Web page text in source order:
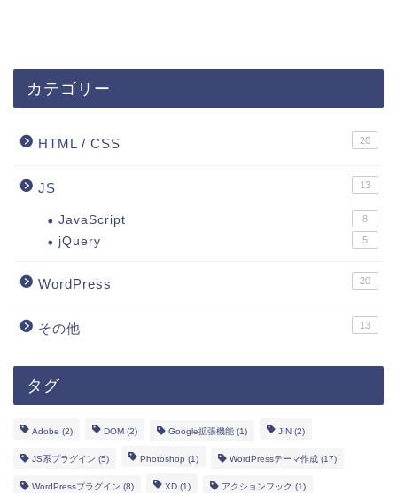
カテゴリー
HTML / CSS 20
JS 13
JavaScript 8
jQuery 5
WordPress 20
その他 13
タグ
Adobe (2) DOM (2) Google拡張機能 (1) JIN (2)
JS系プラグイン (5) Photoshop (1) WordPressテーマ作成 (17)
WordPressプラグイン (8) XD (1) アクションフック (1)